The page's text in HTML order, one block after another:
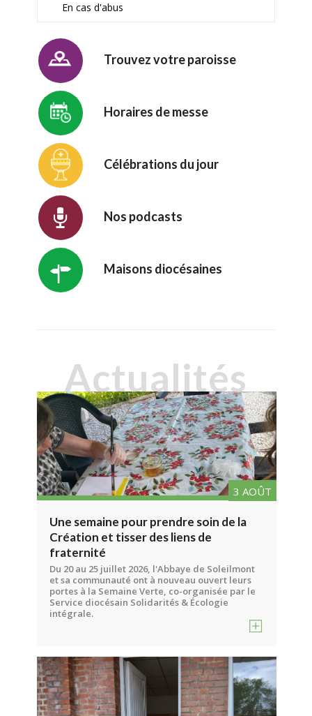
En cas d'abus
Trouvez votre paroisse
Horaires de messe
Célébrations du jour
Nos podcasts
Maisons diocésaines
Actualités
Une semaine pour prendre soin de la
Création et tisser des liens de
fraternité
Du 20 au 25 juillet 2026, l'Abbaye de Soleilmont
et sa communauté ont à nouveau ouvert leurs
portes à la Semaine Verte, co-organisée par le
Service diocésain Solidarités & Écologie
intégrale.
3 AOÛT